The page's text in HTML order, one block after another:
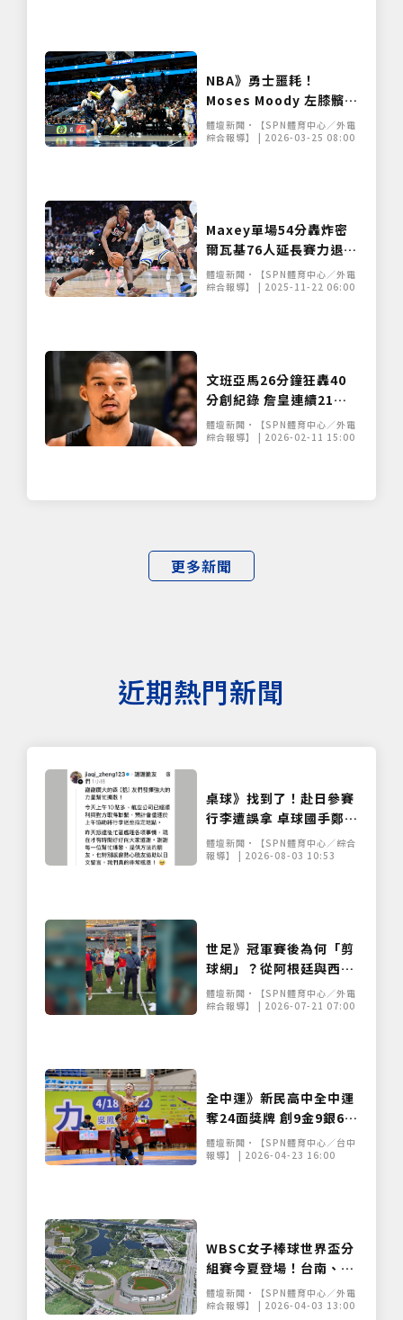
更多新聞
NBA》勇士噩耗！
Moses Moody 左膝髕骨
腱斷裂賽季報銷 職業生涯
新高賽季被迫中斷
體壇新聞•【SPN體育中心／外電
綜合報導】 | 2026-03-25 08:00
Maxey單場54分轟炸密
爾瓦基76人延長賽力退公
鹿 終止跨季8連敗
體壇新聞•【SPN體育中心／外電
綜合報導】 | 2025-11-22 06:00
文班亞馬26分鐘狂轟40
分創紀錄 詹皇連續21年
年度陣容神話終結
體壇新聞•【SPN體育中心／外電
綜合報導】 | 2026-02-11 15:00
近期熱門新聞
桌球》找到了！赴日參賽
行李遭誤拿 卓球國手鄭怡
靜比賽裝備已順利尋回
體壇新聞•【SPN體育中心／綜合
報導】 | 2026-08-03 10:53
世足》冠軍賽後為何「剪
球網」？從阿根廷與西班
牙之戰，解析足球奪冠獨
特慶祝傳統
體壇新聞•【SPN體育中心／外電
綜合報導】 | 2026-07-21 07:00
全中運》新民高中全中運
奪24面獎牌 創9金9銀6銅
佳績
體壇新聞•【SPN體育中心／台中
報導】 | 2026-04-23 16:00
WBSC女子棒球世界盃分
組賽今夏登場！台南、美
國兩地開打爭奪 2027 決
賽門票
體壇新聞•【SPN體育中心／外電
綜合報導】 | 2026-04-03 13:00